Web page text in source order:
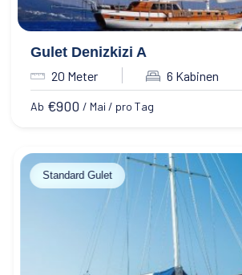
Gulet Denizkizi A
20 Meter 6 Kabinen
Ab €900 / Mai / pro Tag
Standard Gulet